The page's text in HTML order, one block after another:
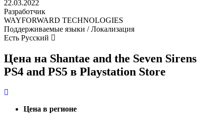
22.03.2022
Разработчик
WAYFORWARD TECHNOLOGIES
Поддерживаемые языки / Локализация
Есть Русский
Цена на Shantae and the Seven Sirens
PS4 and PS5 в Playstation Store
Цена в регионе